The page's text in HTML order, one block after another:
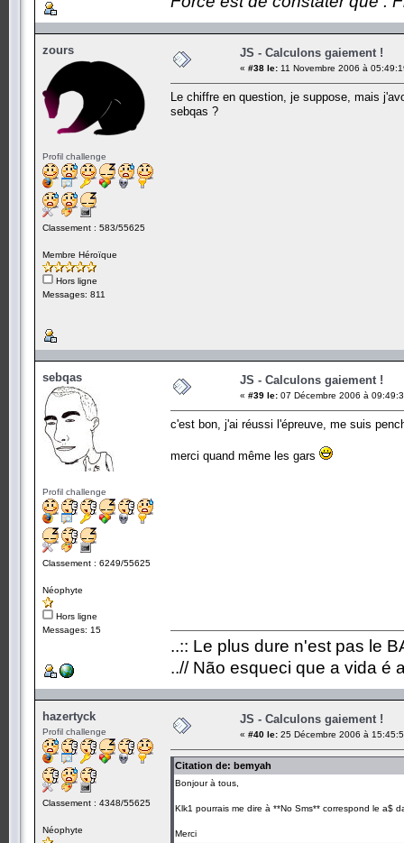
zours
Profil challenge
Classement : 583/55625
Membre Héroïque
Hors ligne
Messages: 811
JS - Calculons gaiement !
« #38 le: 11 Novembre 2006 à
Le chiffre en question, je suppose, mais
sebqas ?
sebqas
Profil challenge
Classement : 6249/55625
Néophyte
Hors ligne
Messages: 15
JS - Calculons gaiement !
« #39 le: 07 Décembre 2006 à
c'est bon, j'ai réussi l'épreuve, me suis
merci quand même les gars
..:: Le plus dure n'est pas le
..// Não esqueci que a vida é
hazertyck
Profil challenge
Classement : 4348/55625
Néophyte
JS - Calculons gaiement !
« #40 le: 25 Décembre 2006 à
Citation de: bemyah
Bonjour à tous,
Klk1 pourrais me dire à **No Sms** correspond le a$
Merci